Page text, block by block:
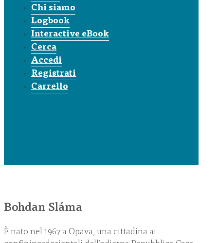
Chi siamo
Logbook
Interactive eBook
Cerca
Accedi
Registrati
Carrello
Bohdan Sláma
È nato nel 1967 a Opava, una cittadina ai